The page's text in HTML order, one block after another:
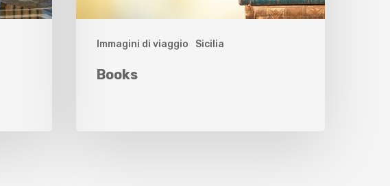
Immagini di viaggio Sicilia
Books